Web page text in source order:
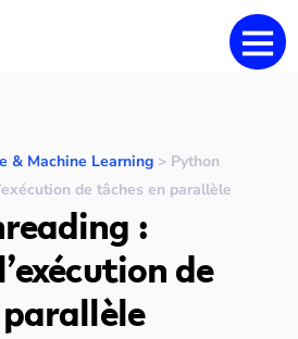
& Machine Learning > Python
de tâches en parallèle
:
de